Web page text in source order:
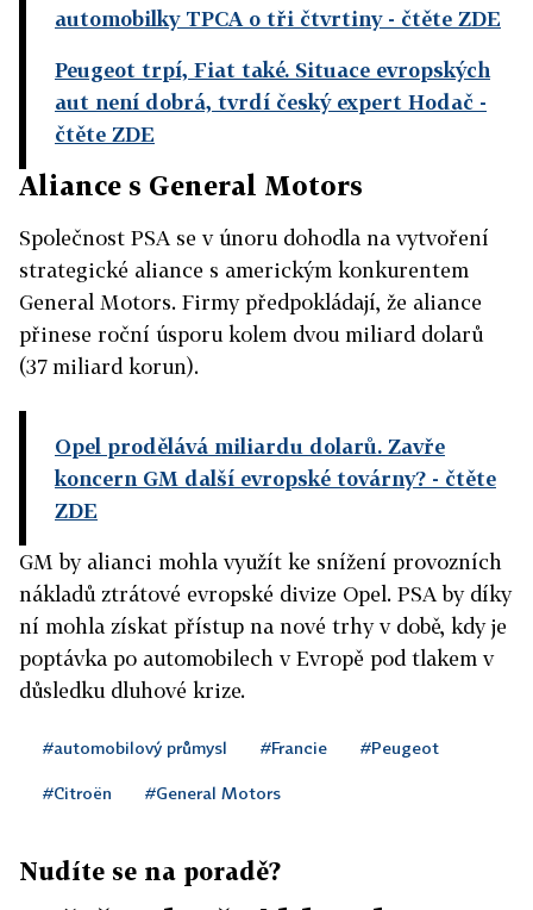
automobilky TPCA o tři čtvrtiny- čtěte ZDE
Peugeot trpí, Fiat také. Situace evropských
aut není dobrá, tvrdí český expert Hodač -
čtěte ZDE
Aliance s General Motors
Společnost PSA se v únoru dohodla na vytvoření
strategické aliance s americkým konkurentem
General Motors. Firmy předpokládají, že aliance
přinese roční úsporu kolem dvou miliard dolarů
(37 miliard korun).
Opel prodělává miliardu dolarů. Zavře
koncern GM další evropské továrny? - čtěte
ZDE
GM by alianci mohla využít ke snížení provozních
nákladů ztrátové evropské divize Opel. PSA by díky
ní mohla získat přístup na nové trhy v době, kdy je
poptávka po automobilech v Evropě pod tlakem v
důsledku dluhové krize.
#automobilový průmysl #Francie #Peugeot
#Citroën #General Motors
Nudíte se na poradě?